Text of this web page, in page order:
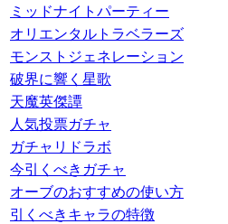
ミッドナイトパーティー
オリエンタルトラベラーズ
モンストジェネレーション
破界に響く星歌
天魔英傑譚
人気投票ガチャ
ガチャリドラボ
今引くべきガチャ
オーブのおすすめの使い方
引くべきキャラの特徴